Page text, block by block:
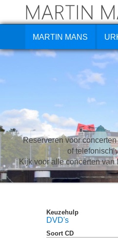
MARTIN MANS
Reserveren voor
of telefonisch
Kijk voor alle concerten van
Keuzehulp
DVD's
Soort CD